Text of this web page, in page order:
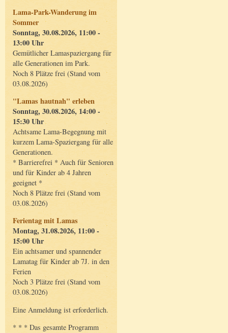
Lama-Park-Wanderung im
Sommer
Sonntag, 30.08.2026, 11:00 -
13:00 Uhr
Gemütlicher Lamaspaziergang für
alle Generationen im Park.
Noch 8 Plätze frei (Stand vom
03.08.2026)
"Lamas hautnah" erleben
Sonntag, 30.08.2026, 14:00 -
15:30 Uhr
Achtsame Lama-Begegnung mit
kurzem Lama-Spaziergang für alle
Generationen.
* Barrierefrei * Auch für Senioren
und für Kinder ab 4 Jahren
geeignet *
Noch 8 Plätze frei (Stand vom
03.08.2026)
Ferientag mit Lamas
Montag, 31.08.2026, 11:00 -
15:00 Uhr
Ein achtsamer und spannender
Lamatag für Kinder ab 7J. in den
Ferien
Noch 3 Plätze frei (Stand vom
03.08.2026)
Eine Anmeldung ist erforderlich.
* * * Das gesamte Programm